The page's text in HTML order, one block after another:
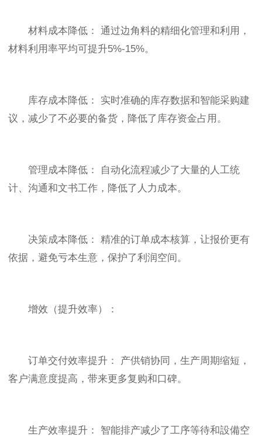
材料成本降低： 通过边角料的精细化管理和利用，
材料利用率平均可提升5%-15%。
库存成本降低： 实时准确的库存数据和智能采购建
议，减少了不必要的备货，降低了库存资金占用。
管理成本降低： 自动化流程减少了大量的人工统
计、沟通和文书工作，降低了人力成本。
决策成本降低： 精准的订单成本核算，让报价更有
依据，避免亏本生意，保护了利润空间。
增效（提升效率）：
订单交付效率提升： 产供销协同，生产周期缩短，
客户满意度提高，带来更多复购和口碑。
生产效率提升： 智能排产减少了工序等待和設備空